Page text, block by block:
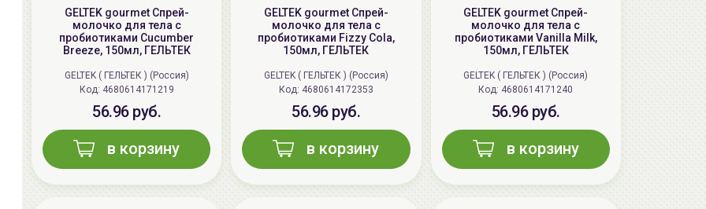
GELTEK gourmet Спрей-
молочко для тела с
пробиотиками Cucumber
Breeze, 150мл, ГЕЛЬТЕК
GELTEK ( ГЕЛЬТЕК ) (Россия)
Код: 4680614171219
56.96 руб.
в корзину
GELTEK gourmet Спрей-
молочко для тела с
пробиотиками Fizzy Cola,
150мл, ГЕЛЬТЕК
GELTEK ( ГЕЛЬТЕК ) (Россия)
Код: 4680614172353
56.96 руб.
в корзину
GELTEK gourmet Спрей-
молочко для тела с
пробиотиками Vanilla Milk,
150мл, ГЕЛЬТЕК
GELTEK ( ГЕЛЬТЕК ) (Россия)
Код: 4680614171240
56.96 руб.
в корзину